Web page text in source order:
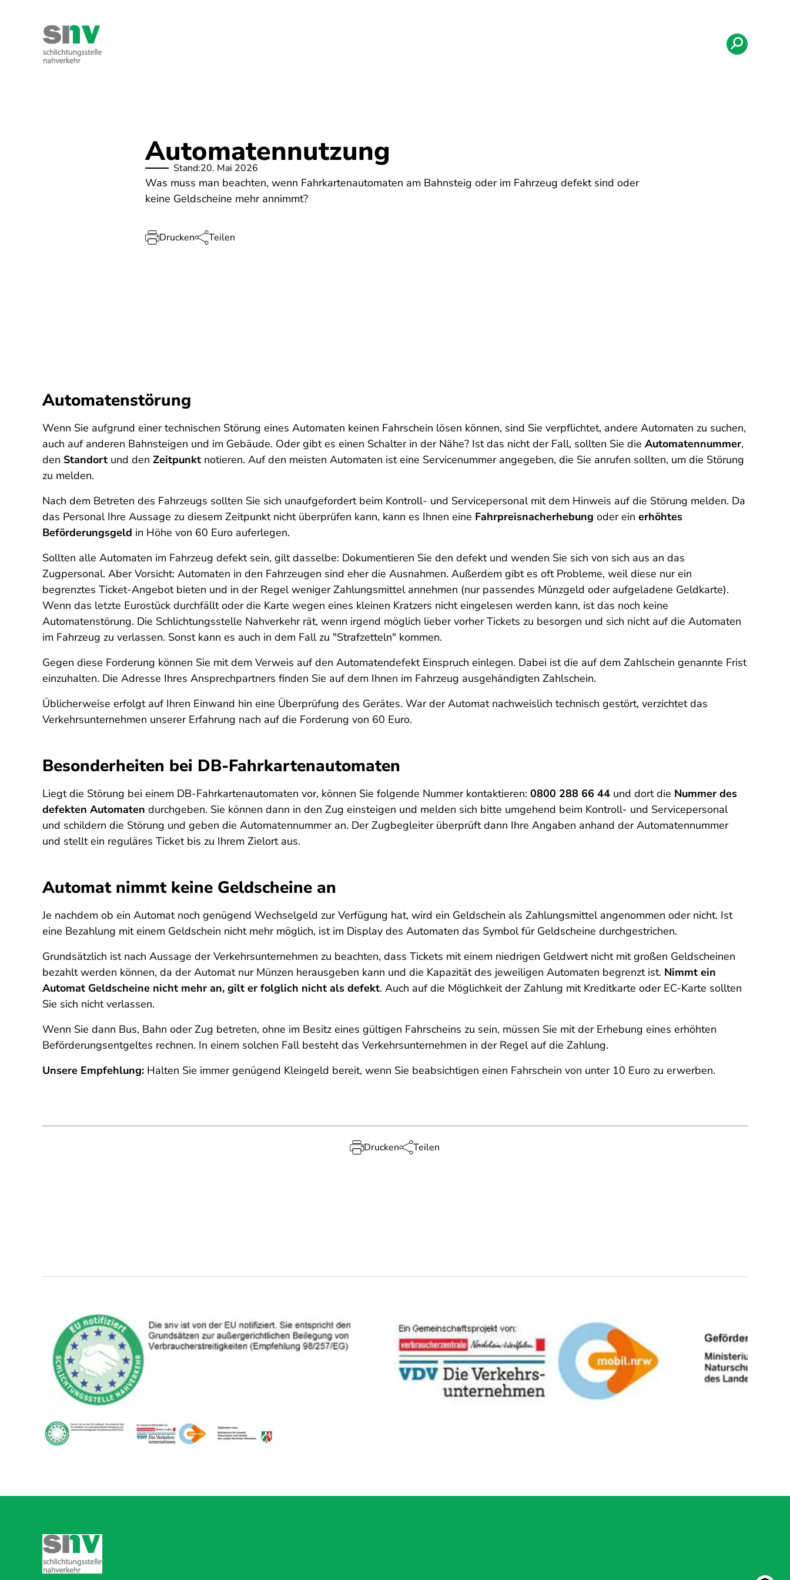
Kontakt
Automatennutzung
Stand:20. Mai 2026
Was muss man beachten, wenn Fahrkartenautomaten am Bahnsteig oder im Fahrzeug defekt sind oder
keine Geldscheine mehr annimmt?
Drucken Teilen
Automatenstörung
Wenn Sie aufgrund einer technischen Störung eines Automaten keinen Fahrschein lösen können, sind Sie verpflichtet, andere Automaten zu suchen,
auch auf anderen Bahnsteigen und im Gebäude. Oder gibt es einen Schalter in der Nähe? Ist das nicht der Fall, sollten Sie die Automatennummer,
den Standort und den Zeitpunkt notieren. Auf den meisten Automaten ist eine Servicenummer angegeben, die Sie anrufen sollten, um die Störung
zu melden.
Nach dem Betreten des Fahrzeugs sollten Sie sich unaufgefordert beim Kontroll- und Servicepersonal mit dem Hinweis auf die Störung melden. Da
das Personal Ihre Aussage zu diesem Zeitpunkt nicht überprüfen kann, kann es Ihnen eine Fahrpreisnacherhebung oder ein erhöhtes
Beförderungsgeld in Höhe von 60 Euro auferlegen.
Sollten alle Automaten im Fahrzeug defekt sein, gilt dasselbe: Dokumentieren Sie den defekt und wenden Sie sich von sich aus an das
Zugpersonal. Aber Vorsicht: Automaten in den Fahrzeugen sind eher die Ausnahmen. Außerdem gibt es oft Probleme, weil diese nur ein
begrenztes Ticket-Angebot bieten und in der Regel weniger Zahlungsmittel annehmen (nur passendes Münzgeld oder aufgeladene Geldkarte).
Wenn das letzte Eurostück durchfällt oder die Karte wegen eines kleinen Kratzers nicht eingelesen werden kann, ist das noch keine
Automatenstörung. Die Schlichtungsstelle Nahverkehr rät, wenn irgend möglich lieber vorher Tickets zu besorgen und sich nicht auf die Automaten
im Fahrzeug zu verlassen. Sonst kann es auch in dem Fall zu "Strafzetteln" kommen.
Gegen diese Forderung können Sie mit dem Verweis auf den Automatendefekt Einspruch einlegen. Dabei ist die auf dem Zahlschein genannte Frist
einzuhalten. Die Adresse Ihres Ansprechpartners finden Sie auf dem Ihnen im Fahrzeug ausgehändigten Zahlschein.
Üblicherweise erfolgt auf Ihren Einwand hin eine Überprüfung des Gerätes. War der Automat nachweislich technisch gestört, verzichtet das
Verkehrsunternehmen unserer Erfahrung nach auf die Forderung von 60 Euro.
Besonderheiten bei DB-Fahrkartenautomaten
Liegt die Störung bei einem DB-Fahrkartenautomaten vor, können Sie folgende Nummer kontaktieren: 0800 288 66 44 und dort die Nummer des
defekten Automaten durchgeben. Sie können dann in den Zug einsteigen und melden sich bitte umgehend beim Kontroll- und Servicepersonal
und schildern die Störung und geben die Automatennummer an. Der Zugbegleiter überprüft dann Ihre Angaben anhand der Automatennummer
und stellt ein reguläres Ticket bis zu Ihrem Zielort aus.
Automat nimmt keine Geldscheine an
Je nachdem ob ein Automat noch genügend Wechselgeld zur Verfügung hat, wird ein Geldschein als Zahlungsmittel angenommen oder nicht. Ist
eine Bezahlung mit einem Geldschein nicht mehr möglich, ist im Display des Automaten das Symbol für Geldscheine durchgestrichen.
Grundsätzlich ist nach Aussage der Verkehrsunternehmen zu beachten, dass Tickets mit einem niedrigen Geldwert nicht mit großen Geldscheinen
bezahlt werden können, da der Automat nur Münzen herausgeben kann und die Kapazität des jeweiligen Automaten begrenzt ist. Nimmt ein
Automat Geldscheine nicht mehr an, gilt er folglich nicht als defekt. Auch auf die Möglichkeit der Zahlung mit Kreditkarte oder EC-Karte sollten
Sie sich nicht verlassen.
Wenn Sie dann Bus, Bahn oder Zug betreten, ohne im Besitz eines gültigen Fahrscheins zu sein, müssen Sie mit der Erhebung eines erhöhten
Beförderungsentgeltes rechnen. In einem solchen Fall besteht das Verkehrsunternehmen in der Regel auf die Zahlung.
Unsere Empfehlung: Halten Sie immer genügend Kleingeld bereit, wenn Sie beabsichtigen einen Fahrschein von unter 10 Euro zu erwerben.
Drucken Teilen